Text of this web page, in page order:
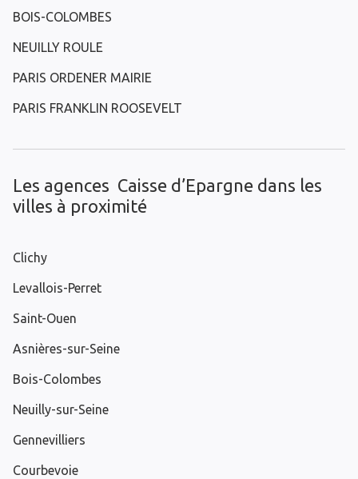
BOIS-COLOMBES
NEUILLY ROULE
PARIS ORDENER MAIRIE
PARIS FRANKLIN ROOSEVELT
Les agences Caisse d’Epargne dans les
villes à proximité
Clichy
Levallois-Perret
Saint-Ouen
Asnières-sur-Seine
Bois-Colombes
Neuilly-sur-Seine
Gennevilliers
Courbevoie